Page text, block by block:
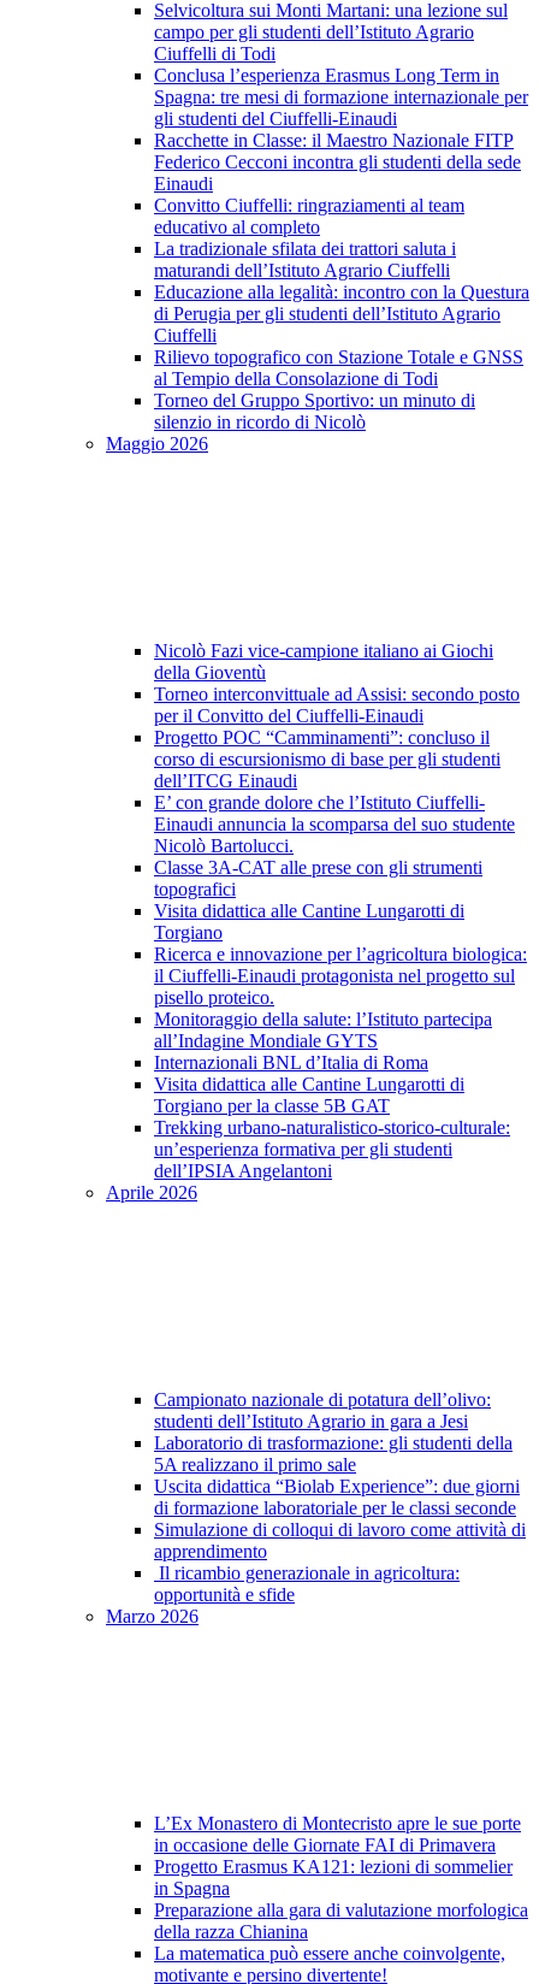
Selvicoltura sui Monti Martani: una lezione sul
campo per gli studenti dell’Istituto Agrario
Ciuffelli di Todi
Conclusa l’esperienza Erasmus Long Term in
Spagna: tre mesi di formazione internazionale per
gli studenti del Ciuffelli-Einaudi
Racchette in Classe: il Maestro Nazionale FITP
Federico Cecconi incontra gli studenti della sede
Einaudi
Convitto Ciuffelli: ringraziamenti al team
educativo al completo
La tradizionale sfilata dei trattori saluta i
maturandi dell’Istituto Agrario Ciuffelli
Educazione alla legalità: incontro con la Questura
di Perugia per gli studenti dell’Istituto Agrario
Ciuffelli
Rilievo topografico con Stazione Totale e GNSS
al Tempio della Consolazione di Todi
Torneo del Gruppo Sportivo: un minuto di
silenzio in ricordo di Nicolò
Maggio 2026
Nicolò Fazi vice-campione italiano ai Giochi
della Gioventù
Torneo interconvittuale ad Assisi: secondo posto
per il Convitto del Ciuffelli-Einaudi
Progetto POC “Camminamenti”: concluso il
corso di escursionismo di base per gli studenti
dell’ITCG Einaudi
E’ con grande dolore che l’Istituto Ciuffelli-
Einaudi annuncia la scomparsa del suo studente
Nicolò Bartolucci.
Classe 3A-CAT alle prese con gli strumenti
topografici
Visita didattica alle Cantine Lungarotti di
Torgiano
Ricerca e innovazione per l’agricoltura biologica:
il Ciuffelli-Einaudi protagonista nel progetto sul
pisello proteico.
Monitoraggio della salute: l’Istituto partecipa
all’Indagine Mondiale GYTS
Internazionali BNL d’Italia di Roma
Visita didattica alle Cantine Lungarotti di
Torgiano per la classe 5B GAT
Trekking urbano-naturalistico-storico-culturale:
un’esperienza formativa per gli studenti
dell’IPSIA Angelantoni
Aprile 2026
Campionato nazionale di potatura dell’olivo:
studenti dell’Istituto Agrario in gara a Jesi
Laboratorio di trasformazione: gli studenti della
5A realizzano il primo sale
Uscita didattica “Biolab Experience”: due giorni
di formazione laboratoriale per le classi seconde
Simulazione di colloqui di lavoro come attività di
apprendimento
Il ricambio generazionale in agricoltura:
opportunità e sfide
Marzo 2026
L’Ex Monastero di Montecristo apre le sue porte
in occasione delle Giornate FAI di Primavera
Progetto Erasmus KA121: lezioni di sommelier
in Spagna
Preparazione alla gara di valutazione morfologica
della razza Chianina
La matematica può essere anche coinvolgente,
motivante e persino divertente!